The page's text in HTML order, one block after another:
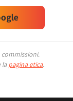
la pagina etica.